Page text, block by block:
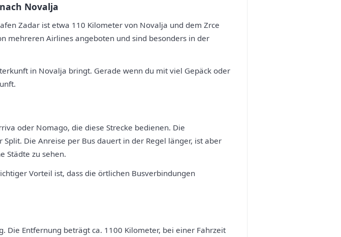
Novalja
Zadar ist etwa 110 Kilometer von Novalja und dem Zrce
mehreren Airlines angeboten und sind besonders in der
in Novalja bringt. Gerade wenn du mit viel Gepäck oder
oder Nomago, die diese Strecke bedienen. Die
Die Anreise per Bus dauert in der Regel länger, ist aber
Städte zu sehen.
Vorteil ist, dass die örtlichen Busverbindungen
Die Entfernung beträgt ca. 1100 Kilometer, bei einer Fahrzeit